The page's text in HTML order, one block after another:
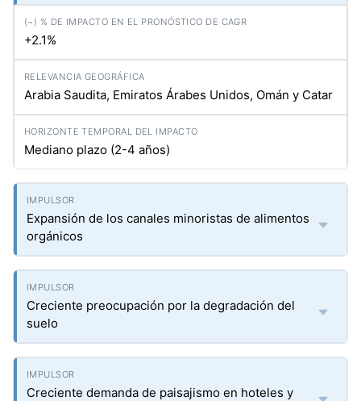
+2.1%
Arabia Saudita, Emiratos Árabes Unidos, Omán y Catar
Mediano plazo (2-4 años)
Expansión de los canales minoristas de alimentos
orgánicos
Creciente preocupación por la degradación del
suelo
Creciente demanda de paisajismo en hoteles y